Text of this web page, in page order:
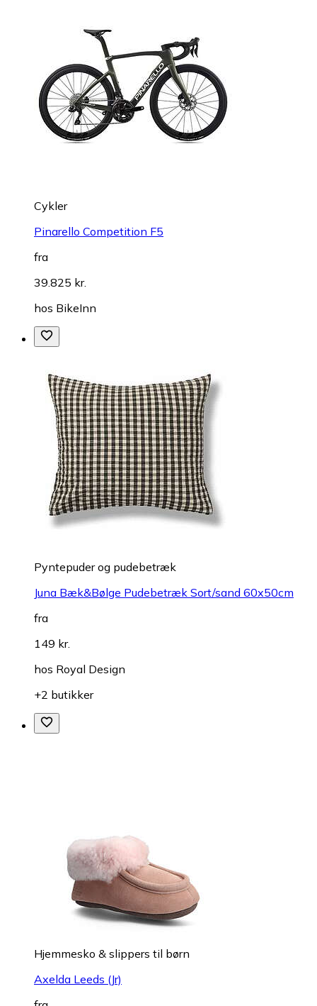
Cykler
Pinarello Competition F5
fra
39.825 kr.
hos BikeInn
Pyntepuder og pudebetræk
Juna Bæk&Bølge Pudebetræk Sort/sand 60x50cm
fra
149 kr.
hos Royal Design
+2 butikker
Hjemmesko & slippers til børn
Axelda Leeds (Jr)